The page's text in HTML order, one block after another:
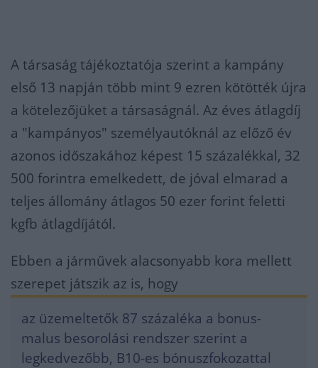
A társaság tájékoztatója szerint a kampány
első 13 napján több mint 9 ezren kötötték újra
a kötelezőjüket a társaságnál. Az éves átlagdíj
a "kampányos" személyautóknál az előző év
azonos időszakához képest 15 százalékkal, 32
500 forintra emelkedett, de jóval elmarad a
teljes állomány átlagos 50 ezer forint feletti
kgfb átlagdíjától.
Ebben a járművek alacsonyabb kora mellett
szerepet játszik az is, hogy
az üzemeltetők 87 százaléka a bonus-
malus besorolási rendszer szerint a
legkedvezőbb, B10-es bónuszfokozattal